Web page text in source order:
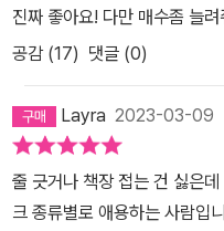
진짜 좋아요! 다만 매수좀 늘려
공감 (17) 댓글 (0)
Layra 2023-03-09
줄 긋거나 책장 접는 건 싫은
크 종류별로 애용하는 사람입